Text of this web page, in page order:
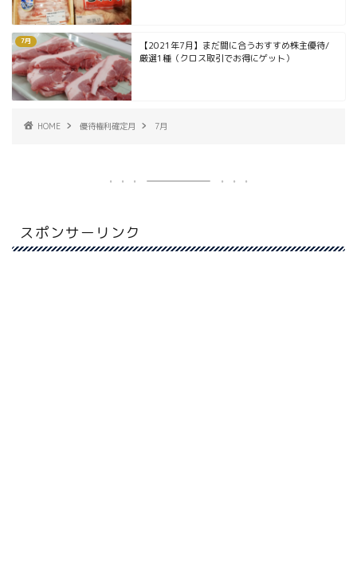
7月
【2021年7月】まだ間に合うおすすめ株主優待/
厳選1種（クロス取引でお得にゲット）
HOME 優待権利確定月 7月
スポンサーリンク